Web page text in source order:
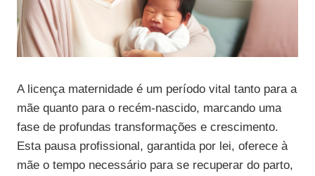
A licença maternidade é um período vital tanto para a
mãe quanto para o recém-nascido, marcando uma
fase de profundas transformações e crescimento.
Esta pausa profissional, garantida por lei, oferece à
mãe o tempo necessário para se recuperar do parto,